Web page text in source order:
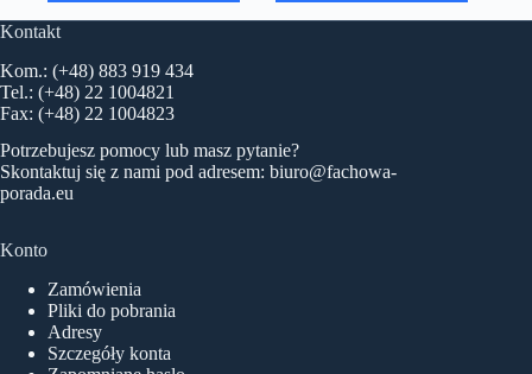
Kontakt
Kom.: (+48) 883 919 434
Tel.: (+48) 22 1004821
Fax: (+48) 22 1004823
Potrzebujesz pomocy lub masz pytanie?
Skontaktuj się z nami pod adresem: biuro@fachowa-
porada.eu
Konto
Zamówienia
Pliki do pobrania
Adresy
Szczegóły konta